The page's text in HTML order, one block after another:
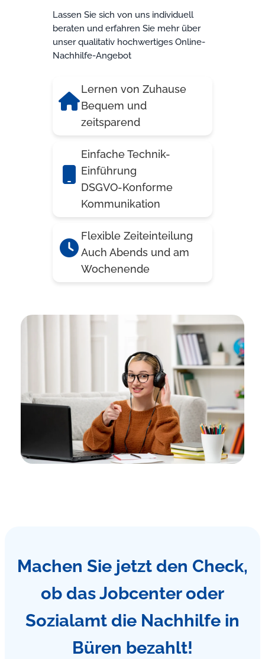
Lassen Sie sich von uns individuell
beraten und erfahren Sie mehr über
unser qualitativ hochwertiges Online-
Nachhilfe-Angebot
Lernen von Zuhause
Bequem und
zeitsparend
Einfache Technik-
Einführung
DSGVO-Konforme
Kommunikation
Flexible Zeiteinteilung
Auch Abends und am
Wochenende
Machen Sie jetzt den Check,
ob das Jobcenter oder
Sozialamt die Nachhilfe in
Büren bezahlt!